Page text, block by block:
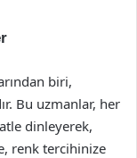
biri,
Bu uzmanlar, her
dinleyerek,
renk tercihinize